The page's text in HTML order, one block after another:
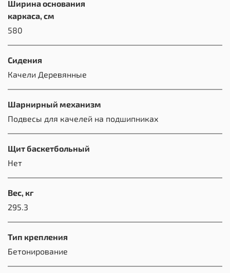
Ширина основания
каркаса, см
580
Сидения
Качели Деревянные
Шарнирный механизм
Подвесы для качелей на подшипниках
Щит баскетбольный
Нет
Вес, кг
295.3
Тип крепления
Бетонирование